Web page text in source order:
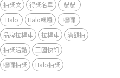
抽獎文
得獎名單
貓貓
Halo
Halo嘿囉
嘿囉
品牌拉桿車
拉桿車
滿額抽
抽獎活動
王國快訊
嘿囉抽獎
Halo抽獎